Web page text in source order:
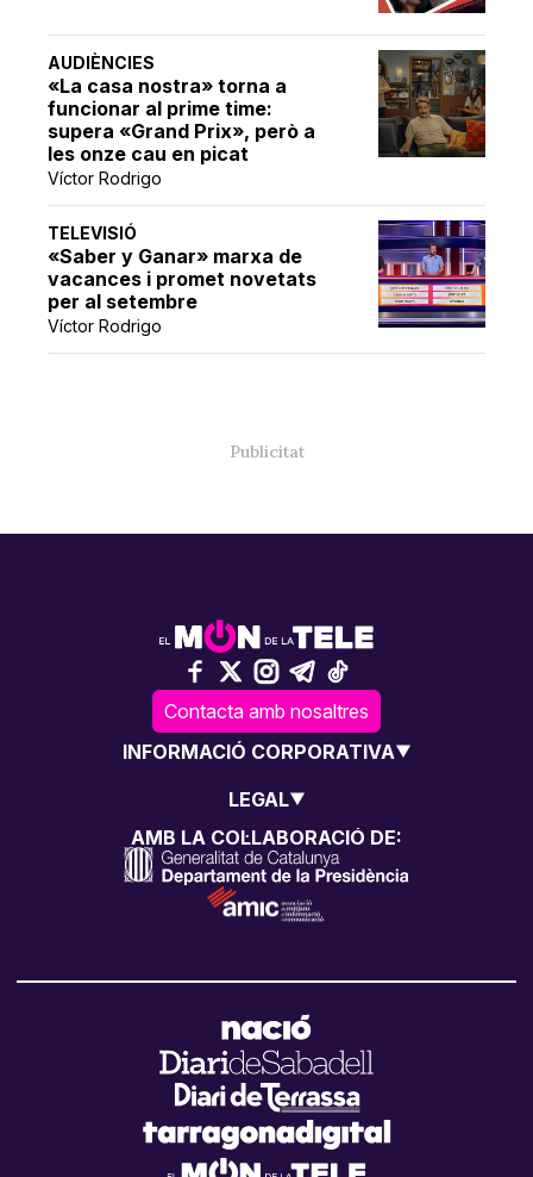
AUDIÈNCIES
«La casa nostra» torna a
funcionar al prime time:
supera «Grand Prix», però a
les onze cau en picat
Víctor Rodrigo
TELEVISIÓ
«Saber y Ganar» marxa de
vacances i promet novetats
per al setembre
Víctor Rodrigo
Contacta amb nosaltres
INFORMACIÓ CORPORATIVA
LEGAL
AMB LA COL·LABORACIÓ DE: